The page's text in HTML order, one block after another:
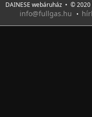
DAINESE webáruház • ©
info@fullgas.hu •